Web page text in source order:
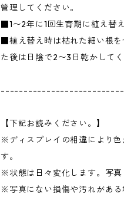
管理してください。
■1〜2年に1回生育期に植え替
■植え替え時は枯れた細い根
た後は日陰で2〜3日乾かしてく
【下記お読みください。】
※ディスプレイの相違により
す。
※状態は日々変化します。写真
※写真にない損傷や汚れがある